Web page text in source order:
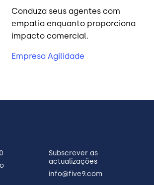
Conduza seus agentes com
empatia enquanto proporciona
impacto comercial.
Empresa Agilidade
Subscrever as
actualizações
info@five9.com